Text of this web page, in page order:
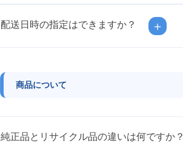
配送日時の指定はできますか？ ＋
商品について
純正品とリサイクル品の違いは何ですか？